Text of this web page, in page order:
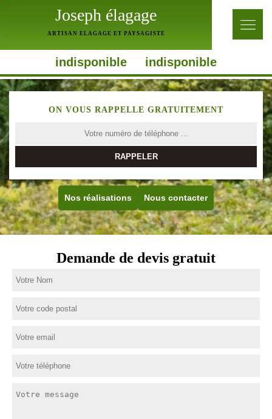
Joseph élagage
ARTISAN ELAGAGE ET PAYSAGISTE
indisponible indisponible
ON VOUS RAPPELLE GRATUITEMENT
Nos réalisations Nous contacter
Demande de devis gratuit